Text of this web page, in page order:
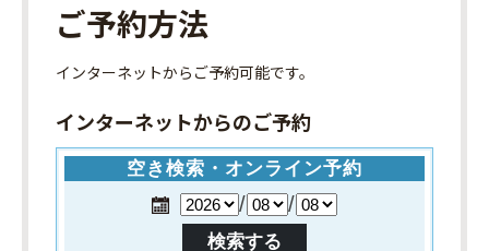
ご予約方法
インターネットからご予約可能です。
インターネットからのご予約